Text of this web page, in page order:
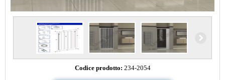
Codice prodotto: 234-2054